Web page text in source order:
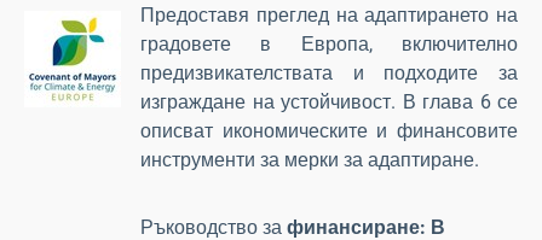
Предоставя преглед на адаптирането на
градовете в Европа, включително
предизвикателствата и подходите за
изграждане на устойчивост. В глава 6 се
описват икономическите и финансовите
инструменти за мерки за адаптиране.
Ръководство за финансиране: В